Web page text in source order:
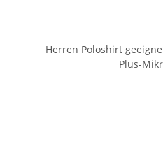
Herren Poloshirt
Plus-